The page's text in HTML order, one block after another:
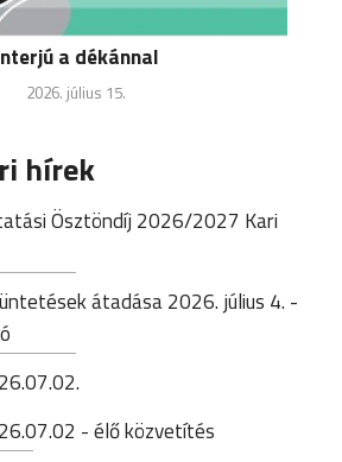
a dékánnal
2026. július 15.
hírek
Ösztöndíj 2026/2027 Kari
átadása 2026. július 4. -
- élő közvetítés